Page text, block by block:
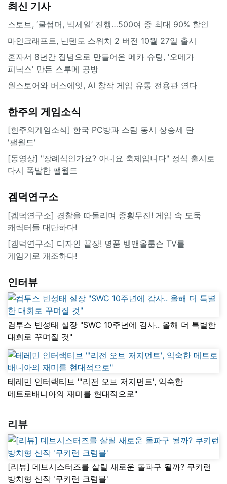
최신 기사
스토브, ‘쿨썸머, 빅세일’ 진행…500여 종 최대 90% 할인
마인크래프트, 닌텐도 스위치 2 버전 10월 27일 출시
혼자서 8년간 집념으로 만들어온 메카 슈팅, '오메가
피닉스' 만든 스루메 공방
원스토어와 버스에잇, AI 창작 게임 유통 전용관 연다
한주의 게임소식
[힌주의게임소식] 한국 PC방과 스팀 동시 상승세 탄
'팰월드'
[동영상] "장례식인가요? 아니요 축제입니다" 정식 출시로
다시 폭발한 팰월드
겜덕연구소
[겜덕연구소] 경찰을 따돌리며 종횡무진! 게임 속 도둑
캐릭터들 대단하다!
[겜덕연구소] 디자인 끝장! 명품 뱅앤올룹슨 TV를
게임기로 개조하다!
인터뷰
컴투스 빈성태 실장 "SWC 10주년에 감사.. 올해 더 특별한
대회로 꾸며질 것"
테레민 인터랙티브 "'리전 오브 저지먼트', 익숙한
메트로배니아의 재미를 현대적으로"
리뷰
[리뷰] 데브시스터즈를 살릴 새로운 돌파구 될까? 쿠키런
방치형 신작 '쿠키런 크럼블'